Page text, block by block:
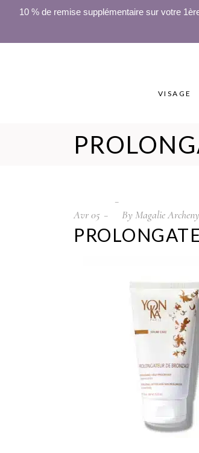
10 % de remise supplémentaire sur votre
VISAGE
Avr05 By Magalie Archeny